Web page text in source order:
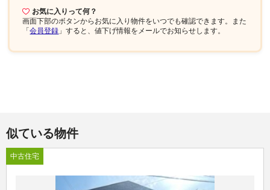
お気に入りって何？
画面下部のボタンからお気に入り物件をいつでも確認できます。また
「会員登録 」すると、値下げ情報をメールでお知らせします。
似ている物件
中古住宅